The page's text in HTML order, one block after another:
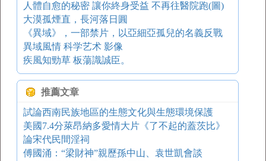
人體自愈的秘密 讓你終身受益 不再往醫院跑(圖)
大漠孤煙直，長河落日圓
《異域》，一部禁片，以亞細亞孤兒的名義反戰
異域風情 科学艺术 影像
疾風知勁草 板蕩識誠臣。
推薦文章
試論西南民族地區的生態文化與生態環境保護
美國7.4分萊昂納多愛情大片《了不起的蓋茨比》
論宋代民間淫祠
傅國涌：“梁財神”親歷孫中山、袁世凱會談